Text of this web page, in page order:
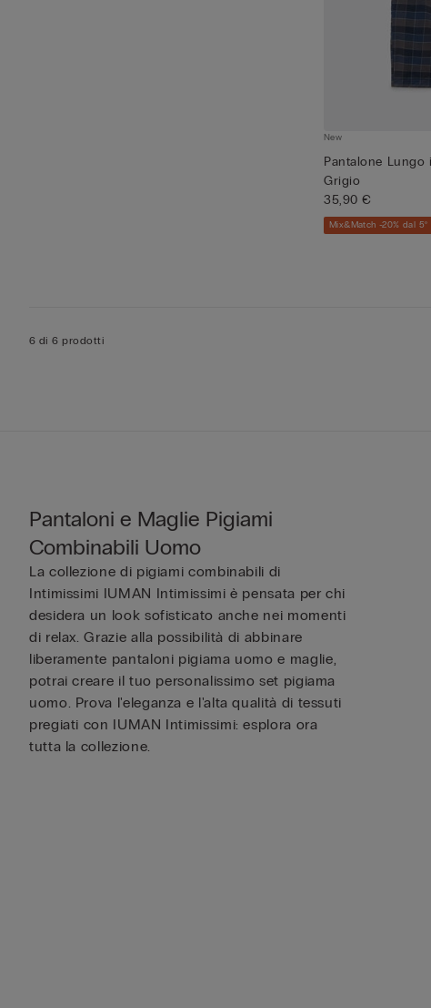
New
Pantalone Lungo
Grigio
35,90 €
Mix&Match -20% dal 5°
6 di 6 prodotti
Pantaloni e Maglie Pigiami
Combinabili Uomo
La collezione di pigiami combinabili di
Intimissimi IUMAN Intimissimi è pensata per chi
desidera un look sofisticato anche nei momenti
di relax. Grazie alla possibilità di abbinare
liberamente pantaloni pigiama uomo e maglie,
potrai creare il tuo personalissimo set pigiama
uomo. Prova l'eleganza e l'alta qualità di tessuti
pregiati con IUMAN Intimissimi: esplora ora
tutta la collezione.